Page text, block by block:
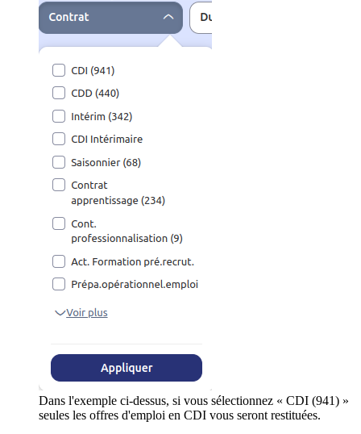
Dans l'exemple ci-dessus, si vous sélectionnez « CDI (941) »
seules les offres d'emploi en CDI vous seront restituées.